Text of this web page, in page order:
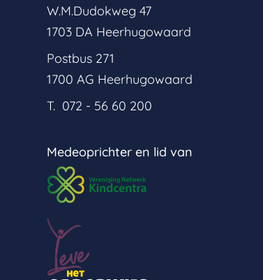
W.M.Dudokweg 47
1703 DA Heerhugowaard
Postbus 271
1700 AG Heerhugowaard
T. 072 - 56 60 200
Medeoprichter en lid van